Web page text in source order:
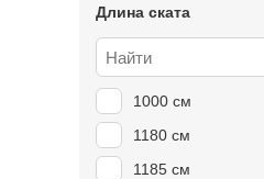
Длина ската
1000 см
1180 см
1185 см